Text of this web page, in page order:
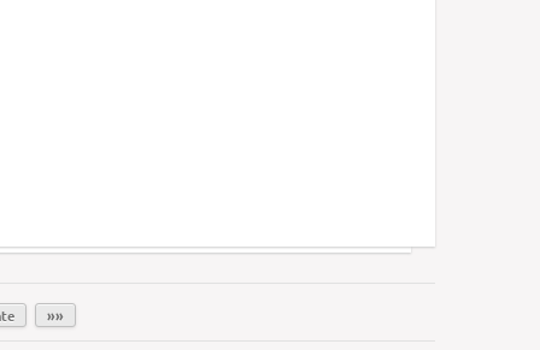
»»